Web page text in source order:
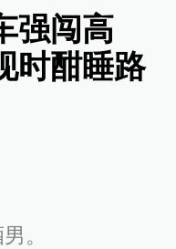
强闯高
时酣睡路
。